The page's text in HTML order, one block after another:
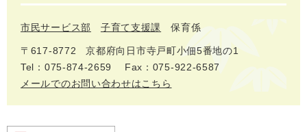
市民サービス部 子育て支援課 保育係
〒617-8772
京都府向日市寺戸町小佃5番地の1
Tel：075-874-2659
Fax：075-922-6587
メールでのお問い合わせはこちら